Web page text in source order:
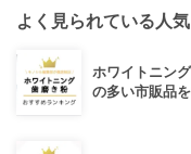
よく見られている人
ホワイトニン
の多い市販品